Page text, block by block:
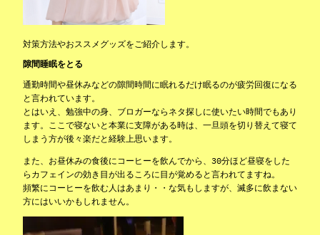
対策方法やおススメグッズをご紹介します。
隙間睡眠をとる
通勤時間や昼休みなどの隙間時間に眠れるだけ眠るのが疲労回復になる
と言われています。
とはいえ、勉強中の身、ブロガーならネタ探しに使いたい時間でもあり
ます。ここで寝ないと本業に支障がある時は、一旦頭を切り替えて寝て
しまう方が後々楽だと経験上思います。
また、お昼休みの食後にコーヒーを飲んでから、30分ほど昼寝をした
らカフェインの効き目が出るころに目が覚めると言われてますね。
頻繁にコーヒーを飲む人はあまり・・な気もしますが、滅多に飲まない
方にはいいかもしれません。